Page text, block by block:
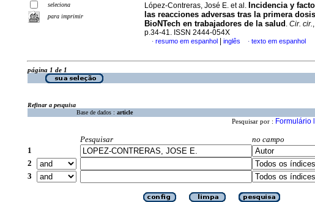
seleciona
para imprimir
López-Contreras, José E. et al. Incidencia y
las reacciones adversas tras la primera
BioNTech en trabajadores de la salud . Cir. cir.
p.34-41. ISSN 2444-054X
· resumo em espanhol inglês · texto em espanhol
página 1 de 1
Refinar a pesquisa
Base de dados : article
Pesquisar por : Formulário
Pesquisar
no campo
1
2
3